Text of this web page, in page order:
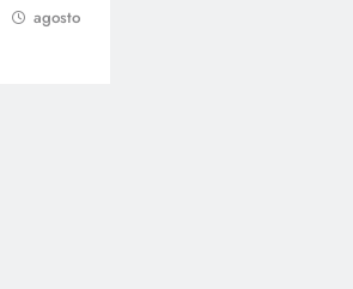
agosto